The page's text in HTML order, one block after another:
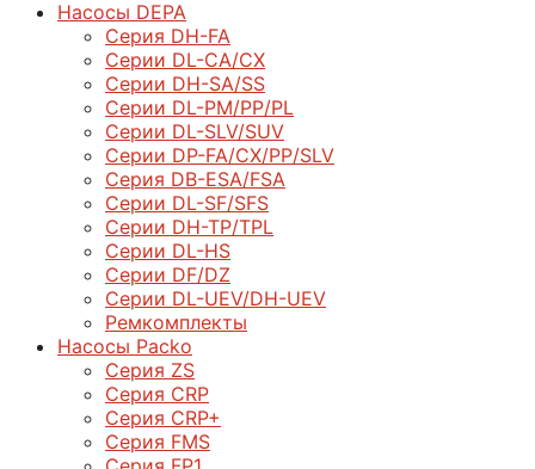
Насосы DEPA
Серия DH-FA
Серии DL-CA/CX
Серии DH-SA/SS
Серии DL-PM/РР/PL
Серии DL-SLV/SUV
Серии DP-FA/CX/PP/SLV
Серия DB-ЕSA/FSA
Серии DL-SF/SFS
Серии DН-ТP/ТPL
Серии DL-HS
Серии DF/DZ
Серии DL-UEV/DH-UEV
Ремкомплекты
Насосы Packo
Серия ZS
Серия CRP
Серия CRP+
Серия FMS